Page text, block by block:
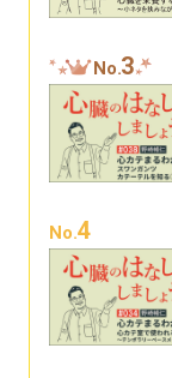
No.3
No.4